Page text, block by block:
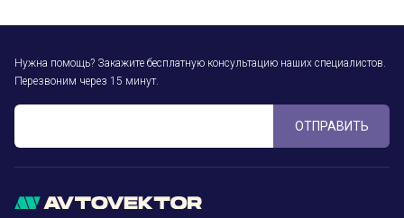
Нужна помощь? Закажите бесплатную консультацию наших специалистов.
Перезвоним через 15 минут.
ОТПРАВИТЬ